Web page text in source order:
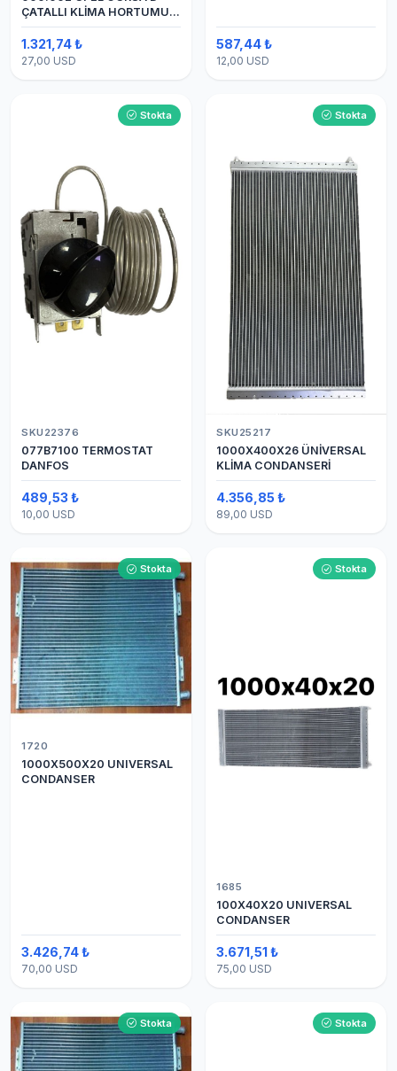
ÇATALLI KLİMA HORTUMU
(OEM:1320335)
1.321,74 ₺
27,00 USD
587,44 ₺
12,00 USD
Stokta
SKU22376
077B7100 TERMOSTAT
DANFOS
489,53 ₺
10,00 USD
Stokta
SKU25217
1000X400X26 ÜNİVERSAL
KLİMA CONDANSERİ
4.356,85 ₺
89,00 USD
Stokta
1720
1000X500X20 UNIVERSAL
CONDANSER
3.426,74 ₺
70,00 USD
Stokta
1685
100X40X20 UNIVERSAL
CONDANSER
3.671,51 ₺
75,00 USD
Stokta Stokta